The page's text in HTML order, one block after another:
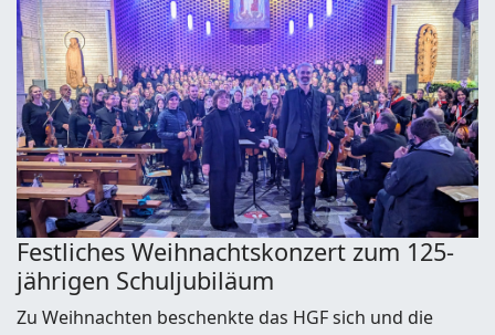
Festliches Weihnachtskonzert zum 125-
jährigen Schuljubiläum
Zu Weihnachten beschenkte das HGF sich und die